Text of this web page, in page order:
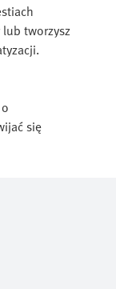
tworzysz
się